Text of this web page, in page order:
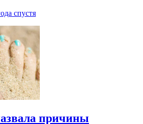
спустя
причины